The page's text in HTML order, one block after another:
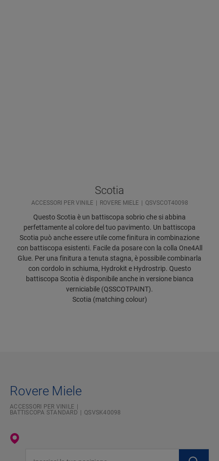
Scotia
ACCESSORI PER VINILE ROVERE MIELE QSVSCOT40098
Questo Scotia è un battiscopa sobrio che si abbina
perfettamente al colore del tuo pavimento. Un battiscopa
Scotia può anche essere utile come finitura in combinazione
con battiscopa esistenti. Facile da posare con la colla One4All
Glue. Per una finitura a tenuta stagna, è possibile combinarla
con cordolo in schiuma, Hydrokit e Hydrostrip. Questo
battiscopa Scotia è disponibile anche in versione bianca
verniciabile (QSSCOTPAINT).
Scotia (matching colour)
Rovere Miele
ACCESSORI PER VINILE
BATTISCOPA STANDARD
QSVSK40098